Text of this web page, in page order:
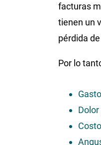
facturas
tienen un
pérdida
Por lo